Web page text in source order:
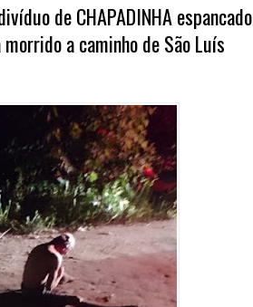
de CHAPADINHA espancado
a caminho de São Luís